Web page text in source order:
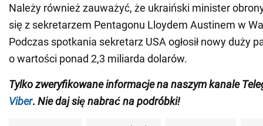
Należy również zauważyć, że ukraiński minister
się z sekretarzem Pentagonu Lloydem Austinem w
Podczas spotkania sekretarz USA ogłosił nowy duży
o wartości ponad 2,3 miliarda dolarów.
Tylkozweryfikowane informacje na naszym kanale
Viber. Nie daj się nabrać na podróbki!